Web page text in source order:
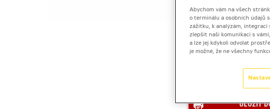
ULOŽIT
Abychom vám na všech
o terminálu a osobních údajů
zážitku, k analýzám, integraci
zlepšit naši komunikaci s
a lze jej kdykoli odvolat
je možné, že ne všechny